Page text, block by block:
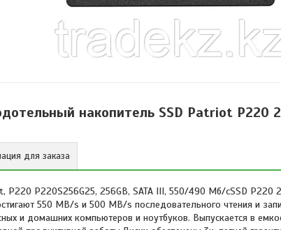
накопитель SSD Patriot P220
для заказа
P220 P220S256G25, 256GB, SATA III, 550/490 Мб/сSSD
550 MB/s и 500 MB/s последовательного чтения и
и домашних компьютеров и ноутбуков. Выпускается в